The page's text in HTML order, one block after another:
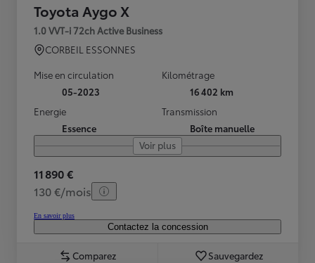
Toyota Aygo X
1.0 VVT-i 72ch Active Business
CORBEIL ESSONNES
Mise en circulation
05-2023
Kilométrage
16 402 km
Energie
Essence
Transmission
Boîte manuelle
Voir plus
11 890 €
130 €/mois
En savoir plus
Contactez la concession
Comparez Sauvegardez